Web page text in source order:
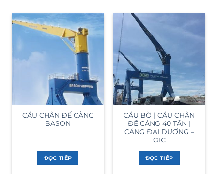
CẨU CHÂN ĐẾ CẢNG
BASON
ĐỌC TIẾP
CẨU BỜ | CẨU CHÂN
ĐẾ CẢNG 40 TẤN |
CẢNG ĐẠI DƯƠNG –
OIC
ĐỌC TIẾP